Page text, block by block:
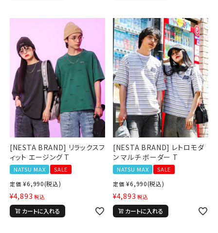
[NESTA BRAND] リラックスフ
ィット エージング T
NATSU MAX
SALE
定価 ¥6,990(税込)
¥4,893 税込
カートに入れる
[NESTA BRAND] レトロモダ
ン マルチ ボーダー T
NATSU MAX
SALE
定価 ¥6,990(税込)
¥4,893 税込
カートに入れる